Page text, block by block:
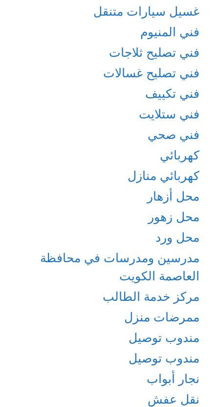
غسيل سيارات متنقل
فني المنيوم
فني تصليح ثلاجات
فني تصليح غسالات
فني تكييف
فني ستلايت
فني صحي
كهربائي
كهربائي منازل
محل أزهار
محل زهور
محل ورد
مدرسين ومدرسات في محافظة
العاصمة الكويت
مركز خدمة الطالب
ممرضات منزل
مندوب توصيل
مندوب توصيل
نجار أبواب
نقل عفش